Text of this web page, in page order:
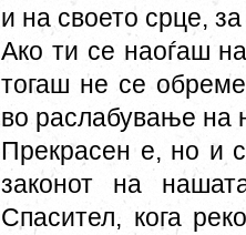
и на своето срце,
Ако ти се наоѓаш
тогаш не се
во раслабување на
Прекрасен е, но и
законот на
Спасител, кога